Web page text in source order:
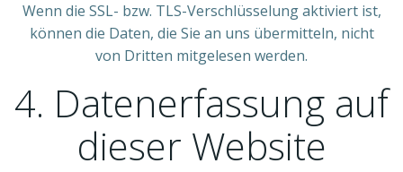
Wenn die SSL- bzw. TLS-Verschlüsselung aktiviert ist,
können die Daten, die Sie an uns übermitteln, nicht
von Dritten mitgelesen werden.
4. Datenerfassung auf
dieser Website